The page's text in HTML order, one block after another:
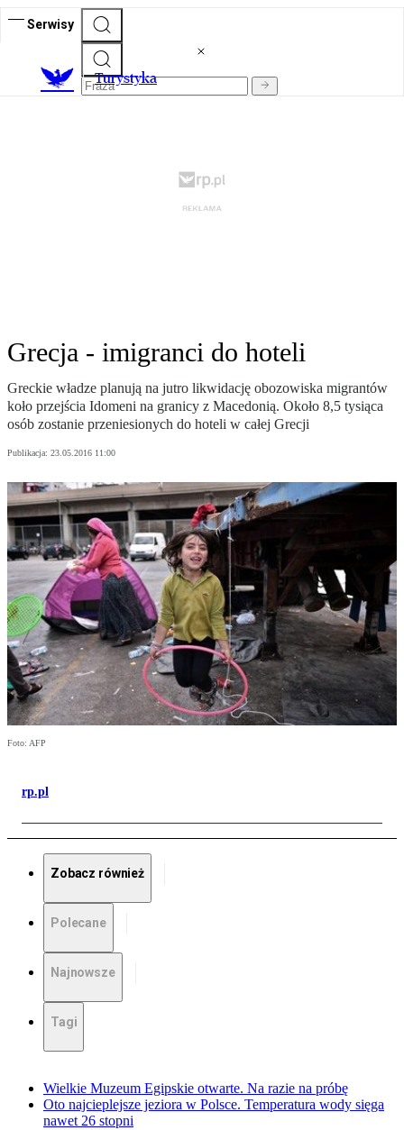
Serwisy
Turystyka
Grecja - imigranci do hoteli
Greckie władze planują na jutro likwidację obozowiska migrantów
koło przejścia Idomeni na granicy z Macedonią. Około 8,5 tysiąca
osób zostanie przeniesionych do hoteli w całej Grecji
Publikacja: 23.05.2016 11:00
Foto: AFP
rp.pl
Zobacz również
Polecane
Najnowsze
Tagi
Wielkie Muzeum Egipskie otwarte. Na razie na próbę
Oto najcieplejsze jeziora w Polsce. Temperatura wody sięga
nawet 26 stopni